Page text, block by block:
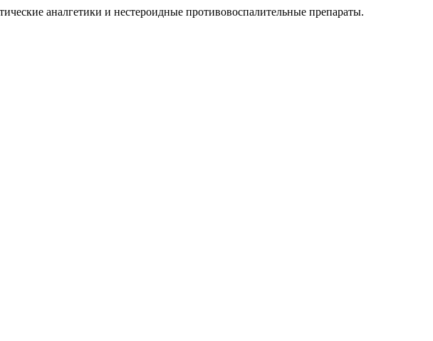
аналгетики и нестероидные противовоспалительные препараты.